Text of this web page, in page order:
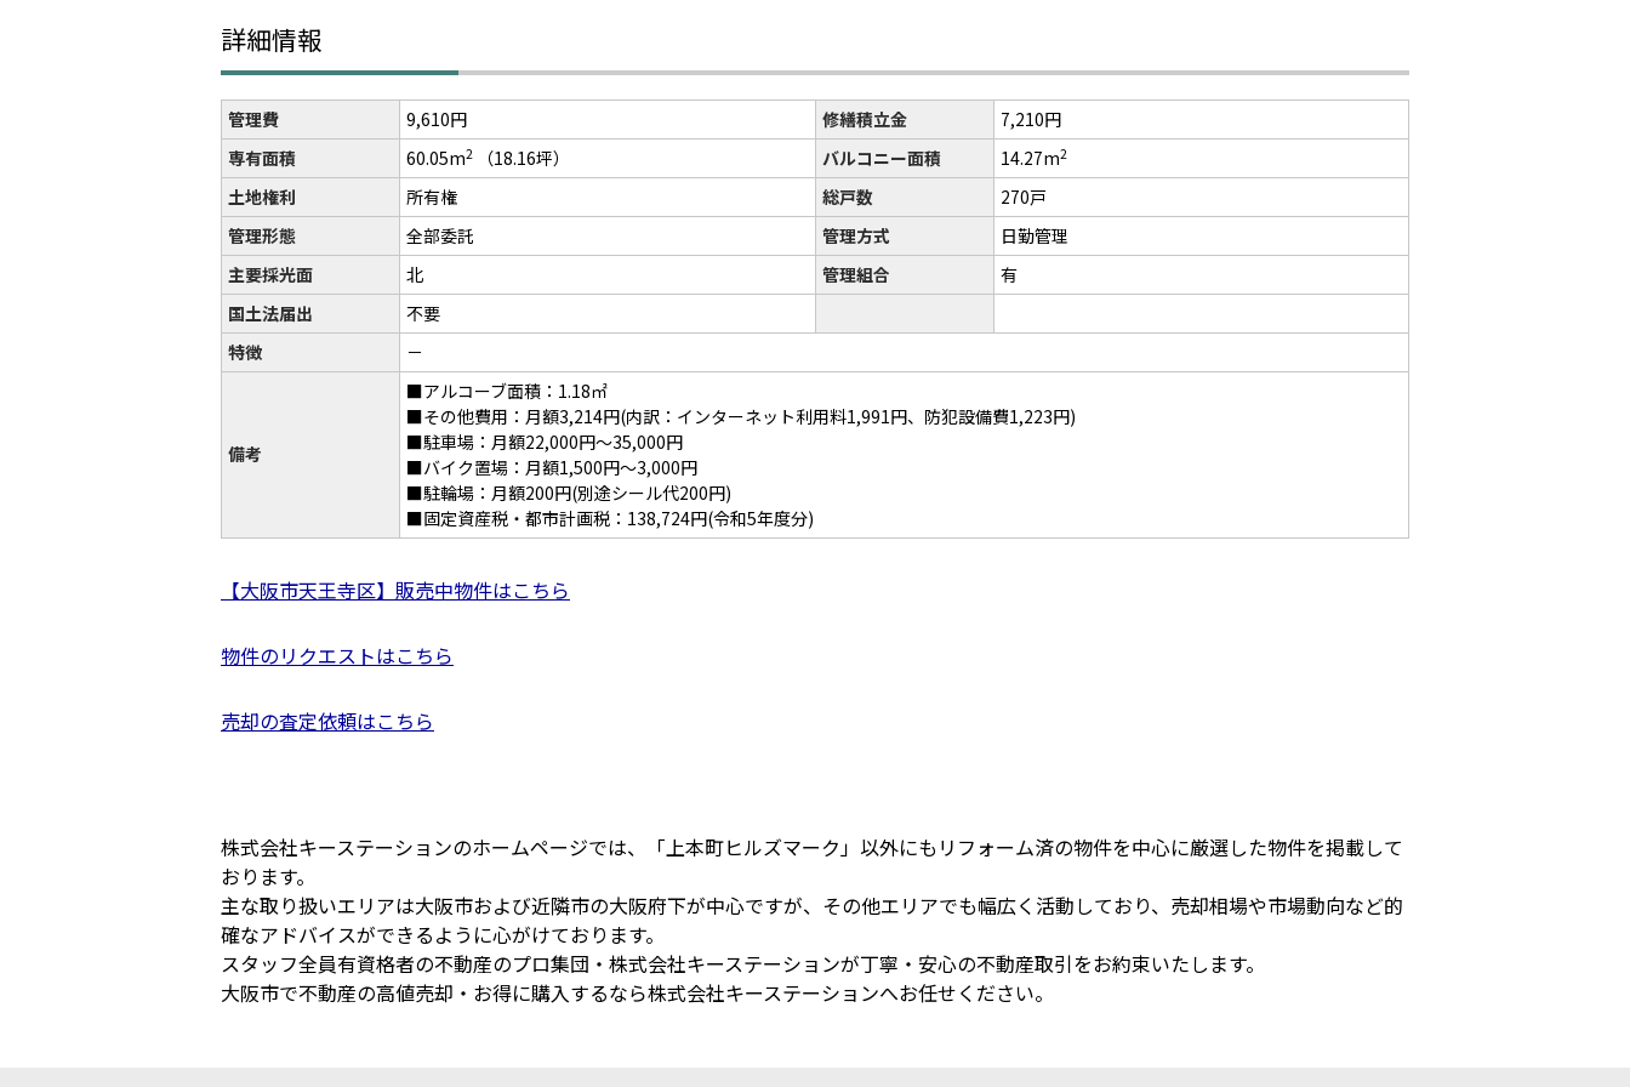
詳細情報
管理費 9,610円 修繕積立金
7,210円
専有面積
60.05m2 （18.16坪） バルコニー面積 14.27m2
土地権利 所有権 総戸数
270戸
管理形態
全部委託 管理方式
日勤管理
主要採光面
北 管理組合
有
国土法届出
不要
特徴
－
備考
■アルコーブ面積：1.18㎡
■その他費用：月額3,214円(内訳：インターネット利用料1,991円、防犯設備費1,223円)
■駐車場：月額22,000円～35,000円
■バイク置場：月額1,500円～3,000円
■駐輪場：月額200円(別途シール代200円)
■固定資産税・都市計画税：138,724円(令和5年度分)
【大阪市天王寺区】販売中物件はこちら
物件のリクエストはこちら
売却の査定依頼はこちら
株式会社キーステーションのホームページでは、「上本町ヒルズマーク」以外にもリフォーム済の物件を中心に厳選した物件を掲載して
おります。
主な取り扱いエリアは大阪市および近隣市の大阪府下が中心ですが、その他エリアでも幅広く活動しており、売却相場や市場動向など的
確なアドバイスができるように心がけております。
スタッフ全員有資格者の不動産のプロ集団・株式会社キーステーションが丁寧・安心の不動産取引をお約束いたします。
大阪市で不動産の高値売却・お得に購入するなら株式会社キーステーションへお任せください。